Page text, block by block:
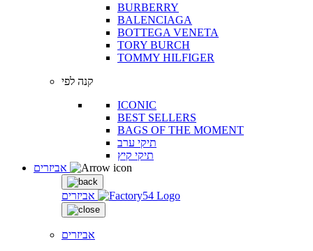
BURBERRY
BALENCIAGA
BOTTEGA VENETA
TORY BURCH
TOMMY HILFIGER
קנה לפי
ICONIC
BEST SELLERS
BAGS OF THE MOMENT
תיקי ערב
תיקי קיץ
אביזרים
אביזרים